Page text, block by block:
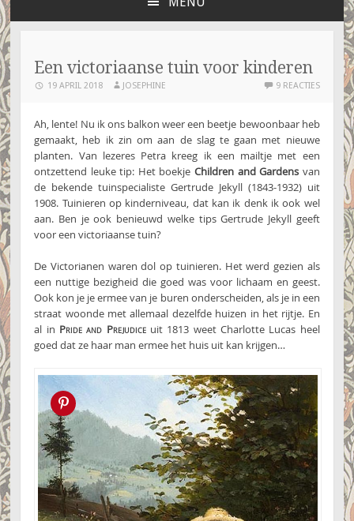
SPRINGEN
Een victoriaanse tuin voor kinderen
19 APRIL 2018 JOSEPHINE 9 REACTIES
Ah, lente! Nu ik ons balkon weer een beetje bewoonbaar heb
gemaakt, heb ik zin om aan de slag te gaan met nieuwe
planten. Van lezeres Petra kreeg ik een mailtje met een
ontzettend leuke tip: Het boekjeChildren and Gardens van
de bekende tuinspecialiste Gertrude Jekyll (1843-1932) uit
1908. Tuinieren op kinderniveau, dat kan ik denk ik ook wel
aan. Ben je ook benieuwd welke tips Gertrude Jekyll geeft
voor een victoriaanse tuin?
De Victorianen waren dol op tuinieren. Het werd gezien als
een nuttige bezigheid die goed was voor lichaam en geest.
Ook kon je je ermee van je buren onderscheiden, als je in een
straat woonde met allemaal dezelfde huizen in het rijtje. En
al in Pride and Prejudiceuit 1813 weet Charlotte Lucas heel
goed dat ze haar man ermee het huis uit kan krijgen…
Pin this!